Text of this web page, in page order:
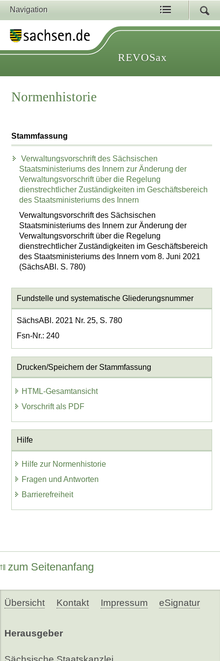
Navigation
REVOSax
Normenhistorie
Stammfassung
Verwaltungsvorschrift des Sächsischen
Staatsministeriums des Innern zur Änderung der
Verwaltungsvorschrift über die Regelung
dienstrechtlicher Zuständigkeiten im Geschäftsbereich
des Staatsministeriums des Innern
Verwaltungsvorschrift des Sächsischen
Staatsministeriums des Innern zur Änderung der
Verwaltungsvorschrift über die Regelung
dienstrechtlicher Zuständigkeiten im Geschäftsbereich
des Staatsministeriums des Innern vom 8. Juni 2021
(SächsABl. S. 780)
Fundstelle und systematische Gliederungsnummer
SächsABl. 2021 Nr. 25, S. 780
Fsn-Nr.: 240
Drucken/Speichern der Stammfassung
HTML-Gesamtansicht
Vorschrift als PDF
Hilfe
Hilfe zur Normenhistorie
Fragen und Antworten
Barrierefreiheit
zum Seitenanfang
Übersicht Kontakt Impressum eSignatur
Herausgeber